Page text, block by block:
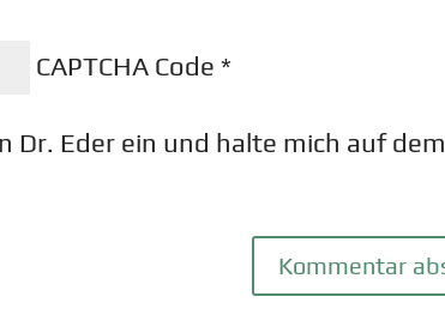
CAPTCHA Code *
Dr. Eder ein und halte mich auf dem